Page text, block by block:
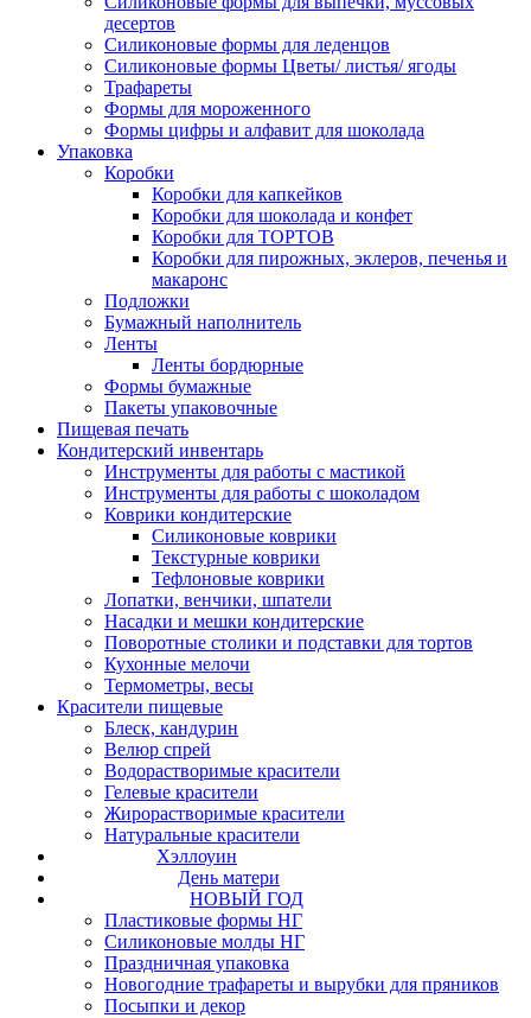
десертов
Силиконовые формы для леденцов
Силиконовые формы Цветы/ листья/ ягоды
Трафареты
Формы для мороженного
Формы цифры и алфавит для шоколада
Упаковка
Коробки
Коробки для капкейков
Коробки для шоколада и конфет
Коробки для ТОРТОВ
Коробки для пирожных, эклеров, печенья и
макаронс
Подложки
Бумажный наполнитель
Ленты
Ленты бордюрные
Формы бумажные
Пакеты упаковочные
Пищевая печать
Кондитерский инвентарь
Инструменты для работы с мастикой
Инструменты для работы с шоколадом
Коврики кондитерские
Силиконовые коврики
Текстурные коврики
Тефлоновые коврики
Лопатки, венчики, шпатели
Насадки и мешки кондитерские
Поворотные столики и подставки для тортов
Кухонные мелочи
Термометры, весы
Красители пищевые
Блеск, кандурин
Велюр спрей
Водорастворимые красители
Гелевые красители
Жирорастворимые красители
Натуральные красители
Хэллоуин
День матери
НОВЫЙ ГОД
Пластиковые формы НГ
Силиконовые молды НГ
Праздничная упаковка
Новогодние трафареты и вырубки для пряников
Посыпки и декор